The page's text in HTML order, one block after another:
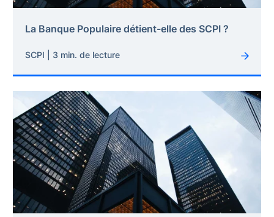
La Banque Populaire détient-elle des SCPI ?
SCPI | 3 min. de lecture